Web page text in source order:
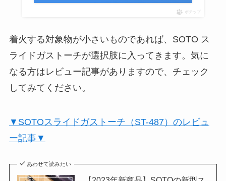
ポチップ
着火する対象物が小さいものであれば、SOTO ス
ライドガストーチが選択肢に入ってきます。気に
なる方はレビュー記事がありますので、チェック
してみてください。
▼SOTOスライドガストーチ（ST-487）のレビュ
ー記事▼
あわせて読みたい